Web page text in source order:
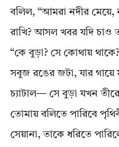
বলিল, “আমরা নদীর
রাখি? আসল খবর যদি চাও
“কে বুড়া? সে কোথায়
সবুজ রঙের জটা, যার
চ্যাটাল— সে বুড়া যখন
তোমায় বলিতে পারিবে
সেয়ানা, তাকে ধরিতে